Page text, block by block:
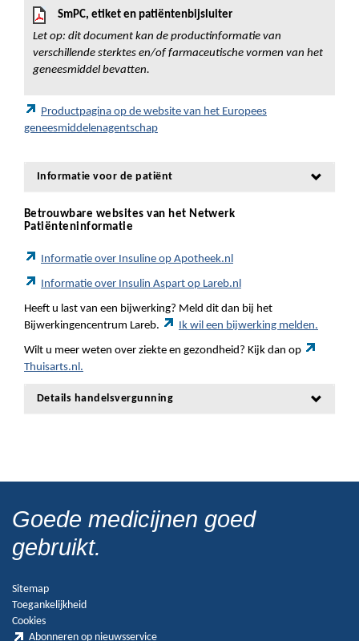
SmPC, etiket en patiëntenbijsluiter
Let op: dit document kan de productinformatie van
verschillende sterktes en/of farmaceutische vormen van het
geneesmiddel bevatten.
Productpagina op de website van het Europees
geneesmiddelenagentschap
Informatie voor de patiënt
Betrouwbare websites van het Netwerk
Patiënteninformatie
Informatie over Insuline op Apotheek.nl
Informatie over Insulin Aspart op Lareb.nl
Heeft u last van een bijwerking? Meld dit dan bij het
Bijwerkingencentrum Lareb.
Ik wil een bijwerking melden.
Wilt u meer weten over ziekte en gezondheid? Kijk dan op
Thuisarts.nl.
Details handelsvergunning
Goede medicijnen goed
gebruikt.
Sitemap
Toegankelijkheid
Cookies
Abonneren op nieuwsservice